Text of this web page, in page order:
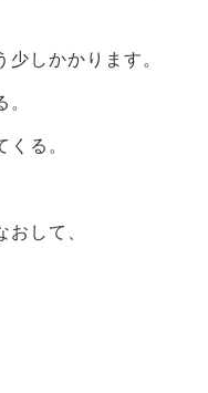
しかかります。
る。
して、